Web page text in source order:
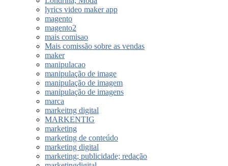
lyrics video maker app
magento
magento2
mais comisao
Mais comissão sobre as vendas
maker
manipulacao
manipulação de image
manipulação de imagem
manipulação de imagens
marca
markeitng digital
MARKENTIG
marketing
marketing de conteúdo
marketing digital
marketing; publicidade; redação